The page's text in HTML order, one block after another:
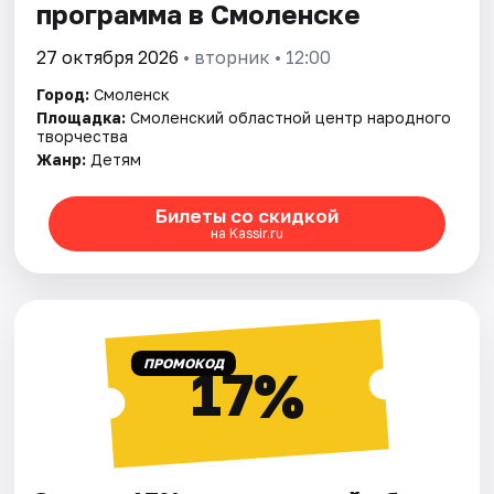
программа в Смоленске
27 октября 2026 • вторник • 12:00
Город: Смоленск
Площадка: Смоленский областной центр народного
творчества
Жанр: Детям
Билеты со скидкой
на Kassir.ru
ПРОМОКОД17%